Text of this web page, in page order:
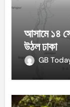
আসামে ১৪
উঠল ঢাকা
GB